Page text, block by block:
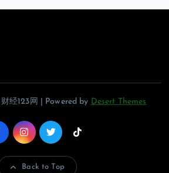
经123网 | Powered by Desert Themes
Back to Top